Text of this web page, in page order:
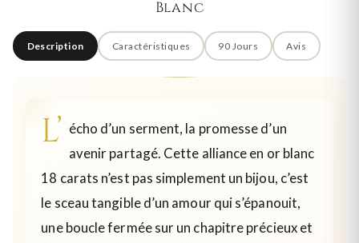
Blanc
Description Caractéristiques 90 Jours Avis
L’ écho d’un serment, la promesse d’un
avenir partagé. Cette alliance en or blanc
18 carats n’est pas simplement un bijou, c’est
le sceau tangible d’un amour qui s’épanouit,
une boucle fermée sur un chapitre précieux et